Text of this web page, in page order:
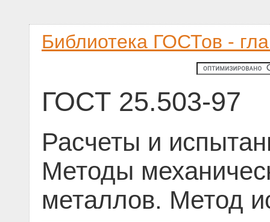
Библиотека ГОСТов -
ГОСТ 25.503-97
Расчеты и
Методы
металлов. Метод